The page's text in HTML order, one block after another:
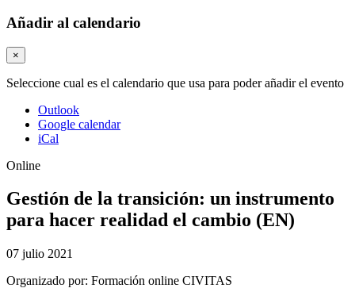
Añadir al calendario
×
Seleccione cual es el calendario que usa para poder añadir el evento
Outlook
Google calendar
iCal
Online
Gestión de la transición: un instrumento
para hacer realidad el cambio (EN)
07 julio 2021
Organizado por: Formación online CIVITAS